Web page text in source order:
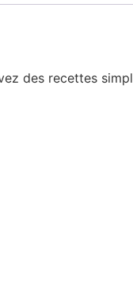
des recettes